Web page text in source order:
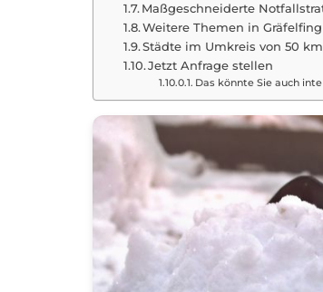
Maßgeschneiderte
Weitere Themen in Gräfelfing
Städte im Umkreis von 50 km
Jetzt Anfrage stellen
Das könnte Sie auch